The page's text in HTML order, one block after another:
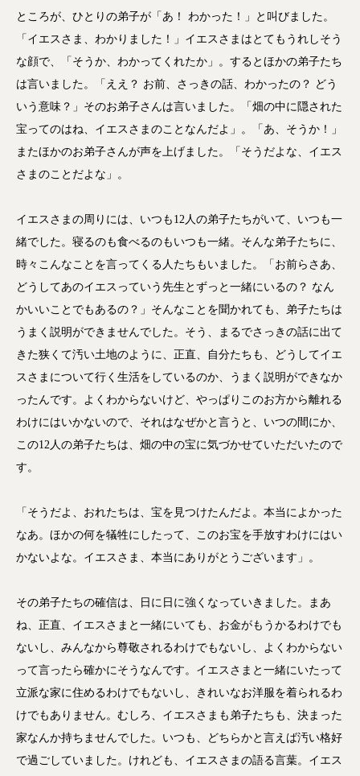
ところが、ひとりの弟子が「あ！ わかった！」と叫びました。
「イエスさま、わかりました！」イエスさまはとてもうれしそう
な顔で、「そうか、わかってくれたか」。するとほかの弟子たち
は言いました。「ええ？ お前、さっきの話、わかったの？ どう
いう意味？」そのお弟子さんは言いました。「畑の中に隠された
宝ってのはね、イエスさまのことなんだよ」。「あ、そうか！」
またほかのお弟子さんが声を上げました。「そうだよな、イエス
さまのことだよな」。
イエスさまの周りには、いつも12人の弟子たちがいて、いつも一
緒でした。寝るのも食べるのもいつも一緒。そんな弟子たちに、
時々こんなことを言ってくる人たちもいました。「お前らさあ、
どうしてあのイエスっていう先生とずっと一緒にいるの？ なん
かいいことでもあるの？」そんなことを聞かれても、弟子たちは
うまく説明ができませんでした。そう、まるでさっきの話に出て
きた狭くて汚い土地のように、正直、自分たちも、どうしてイエ
スさまについて行く生活をしているのか、うまく説明ができなか
ったんです。よくわからないけど、やっぱりこのお方から離れる
わけにはいかないので、それはなぜかと言うと、いつの間にか、
この12人の弟子たちは、畑の中の宝に気づかせていただいたので
す。
「そうだよ、おれたちは、宝を見つけたんだよ。本当によかった
なあ。ほかの何を犠牲にしたって、このお宝を手放すわけにはい
かないよな。イエスさま、本当にありがとうございます」。
その弟子たちの確信は、日に日に強くなっていきました。まあ
ね、正直、イエスさまと一緒にいても、お金がもうかるわけでも
ないし、みんなから尊敬されるわけでもないし、よくわからない
って言ったら確かにそうなんです。イエスさまと一緒にいたって
立派な家に住めるわけでもないし、きれいなお洋服を着られるわ
けでもありません。むしろ、イエスさまも弟子たちも、決まった
家なんか持ちませんでした。いつも、どちらかと言えば汚い格好
で過ごしていました。けれども、イエスさまの語る言葉。イエス